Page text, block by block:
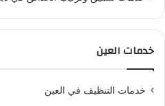
خدمات العين
خدمات التنظيف في العين